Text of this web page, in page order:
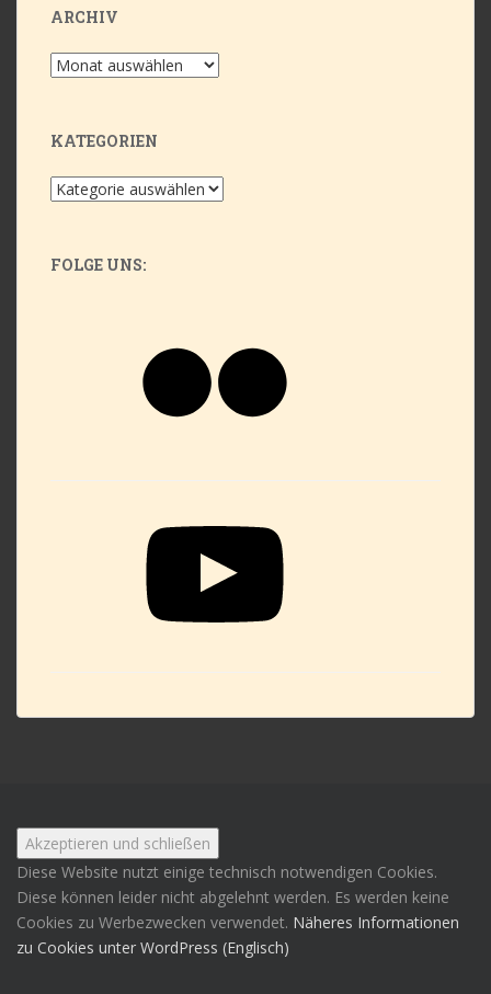
ARCHIV
Archiv
KATEGORIEN
Kategorien
FOLGE UNS:
Diese Website nutzt einige technisch notwendigen Cookies.
Diese können leider nicht abgelehnt werden. Es werden keine
Cookies zu Werbezwecken verwendet. Näheres Informationen
zu Cookies unter WordPress (Englisch)